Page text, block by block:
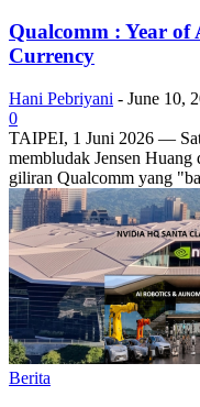
Qualcomm : Year of
Currency
Hani Pebriyani - June 10,
0
TAIPEI, 1 Juni 2026 —
membludak Jensen
giliran Qualcomm yang
Berita